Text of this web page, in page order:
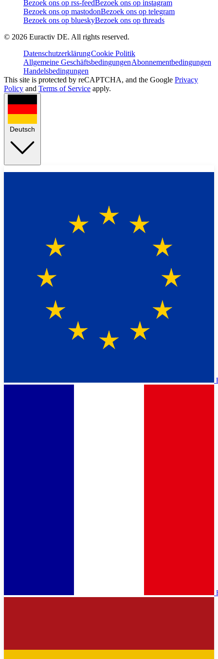
Bezoek ons op rss-feedBezoek ons op instagram
Bezoek ons op mastodonBezoek ons op telegram
Bezoek ons op blueskyBezoek ons op threads
© 2026 Euractiv DE. All rights reserved.
DatenschutzerklärungCookie Politik
Allgemeine GeschäftsbedingungenAbonnementbedingungen
Handelsbedingungen
This site is protected by reCAPTCHA, and the Google Privacy
Policy and Terms of Service apply.
Deutsch